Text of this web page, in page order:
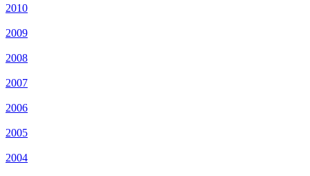
2010
2009
2008
2007
2006
2005
2004